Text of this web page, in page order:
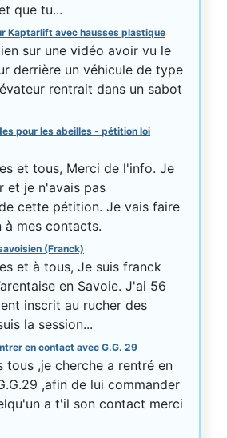
que tu...
Kaptarlift avec hausses plastique
sur une vidéo avoir vu le
derrière un véhicule de type
rentrait dans un sabot
pour les abeilles - pétition loi
et tous, Merci de l'info. Je
et je n'avais pas
cette pétition. Je vais faire
à mes contacts.
(Franck)
et à tous, Je suis franck
en Savoie. J'ai 56
inscrit au rucher des
la session...
en contact avec G.G. 29
tous ,je cherche a rentré en
,afin de lui commander
a t'il son contact merci